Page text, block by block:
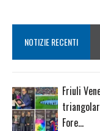
NOTIZIE RECENTI
Friuli
Fore…